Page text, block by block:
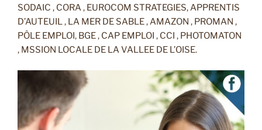
SODAIC , CORA , EUROCOM STRATEGIES, APPRENTIS
D’AUTEUIL , LA MER DE SABLE , AMAZON , PROMAN ,
PÔLE EMPLOI, BGE , CAP EMPLOI , CCI , PHOTOMATON
, MSSION LOCALE DE LA VALLEE DE L’OISE.